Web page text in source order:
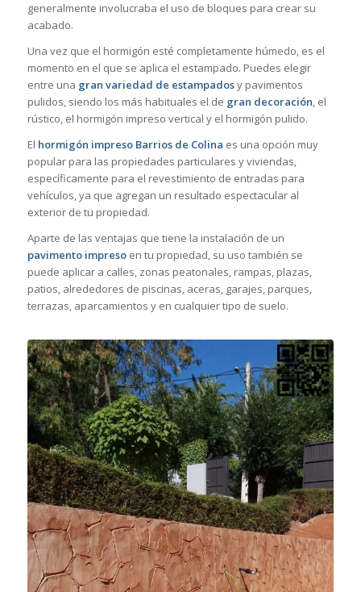
generalmente involucraba el uso de bloques para crear su
acabado.
Una vez que el hormigón esté completamente húmedo, es el
momento en el que se aplica el estampado. Puedes elegir
entre una gran variedad de estampadosy pavimentos
pulidos, siendo los más habituales el de gran decoración, el
rústico, el hormigón impreso vertical y el hormigón pulido.
El hormigón impreso Barrios de Colina es una opción muy
popular para las propiedades particulares y viviendas,
específicamente para el revestimiento de entradas para
vehículos, ya que agregan un resultado espectacular al
exterior de tu propiedad.
Aparte de las ventajas que tiene la instalación de un
pavimento impresoen tu propiedad, su uso también se
puede aplicar a calles, zonas peatonales, rampas, plazas,
patios, alrededores de piscinas, aceras, garajes, parques,
terrazas, aparcamientos y en cualquier tipo de suelo.